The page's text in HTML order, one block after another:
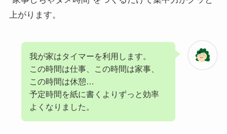
上がります。
我が家はタイマーを利用します。
この時間は仕事、この時間は家事、
この時間は休憩…
予定時間を紙に書くよりずっと効率
よくなりました。